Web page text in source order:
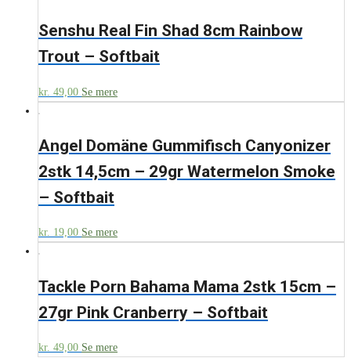
Senshu Real Fin Shad 8cm Rainbow
Trout – Softbait
kr. 49,00 Se mere
Angel Domäne Gummifisch Canyonizer
2stk 14,5cm – 29gr Watermelon Smoke
– Softbait
kr. 19,00 Se mere
Tackle Porn Bahama Mama 2stk 15cm –
27gr Pink Cranberry – Softbait
kr. 49,00 Se mere